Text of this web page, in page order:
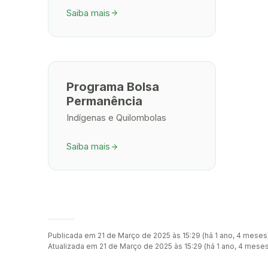
Saiba mais arrow_forward
Programa Bolsa
Permanência
Indígenas e Quilombolas
Saiba mais arrow_forward
Publicada em 21 de Março de 2025 às 15:29 (há 1 ano, 4
Atualizada em 21 de Março de 2025 às 15:29 (há 1 ano, 4